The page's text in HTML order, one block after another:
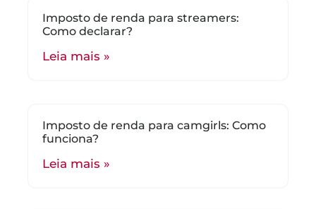
Imposto de renda para streamers:
Como declarar?
Leia mais »
Imposto de renda para camgirls: Como
funciona?
Leia mais »